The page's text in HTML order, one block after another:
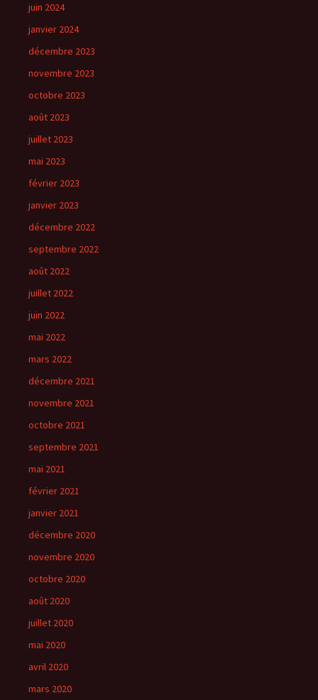
juin 2024
janvier 2024
décembre 2023
novembre 2023
octobre 2023
août 2023
juillet 2023
mai 2023
février 2023
janvier 2023
décembre 2022
septembre 2022
août 2022
juillet 2022
juin 2022
mai 2022
mars 2022
décembre 2021
novembre 2021
octobre 2021
septembre 2021
mai 2021
février 2021
janvier 2021
décembre 2020
novembre 2020
octobre 2020
août 2020
juillet 2020
mai 2020
avril 2020
mars 2020